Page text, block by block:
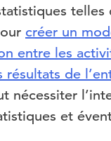
telles
créer un
entre les
de
nécessiter
et